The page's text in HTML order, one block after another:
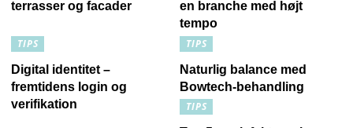
terrasser og facader
en branche med højt
tempo
TIPS
Digital identitet –
fremtidens login og
verifikation
TIPS
Naturlig balance med
Bowtech-behandling
TIPS